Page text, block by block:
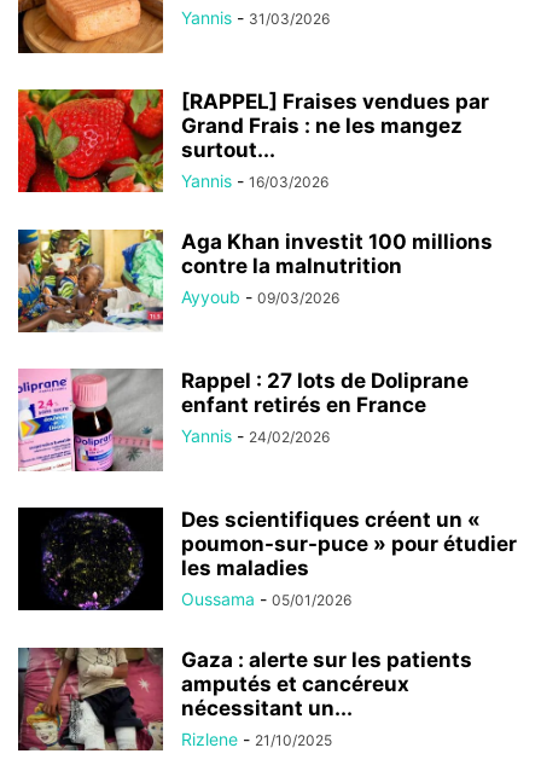
Yannis - 31/03/2026
[RAPPEL] Fraises vendues par
Grand Frais : ne les mangez
surtout...
Yannis - 16/03/2026
Aga Khan investit 100 millions
contre la malnutrition
Ayyoub - 09/03/2026
Rappel : 27 lots de Doliprane
enfant retirés en France
Yannis - 24/02/2026
Des scientifiques créent un «
poumon-sur-puce » pour étudier
les maladies
Oussama - 05/01/2026
Gaza : alerte sur les patients
amputés et cancéreux
nécessitant un...
Rizlene - 21/10/2025